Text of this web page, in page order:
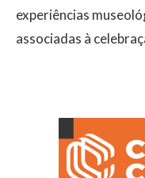
experiências
associadas à